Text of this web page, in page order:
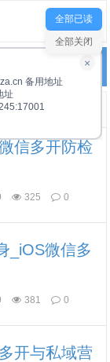
信多开防检
325 0
_iOS微信多
381 0
开与私域营
全部已读
全部关闭
备用地址
址
×